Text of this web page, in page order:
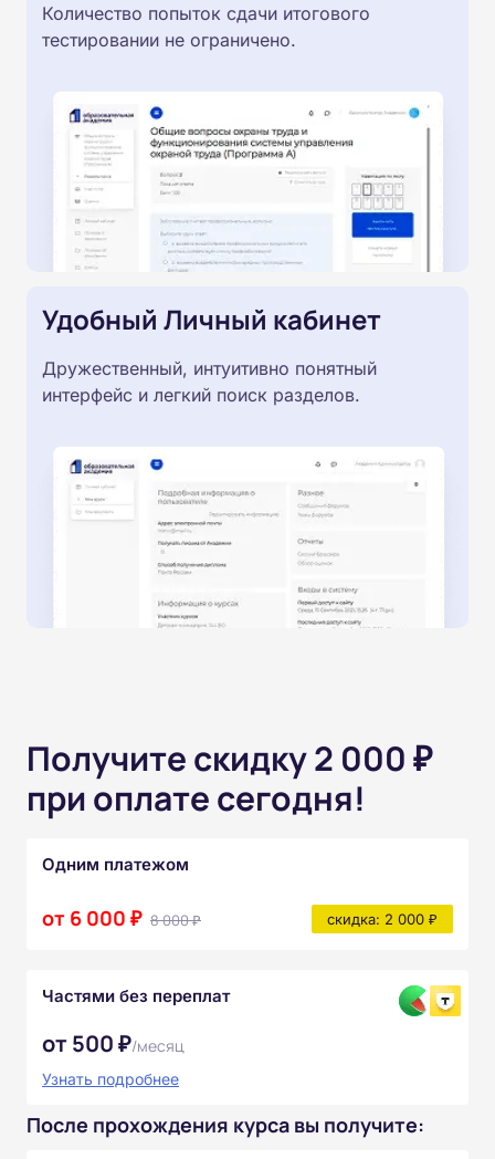
Количество попыток сдачи итогового
тестировании не ограничено.
Удобный Личный кабинет
Дружественный, интуитивно понятный
интерфейс и легкий поиск разделов.
Получите скидку 2 000 ₽
при оплате сегодня!
Одним платежом
от 6 000 ₽ 8 000 ₽ скидка: 2 000 ₽
Частями без переплат
от 500 ₽/месяц
Узнать подробнее
После прохождения курса вы получите: